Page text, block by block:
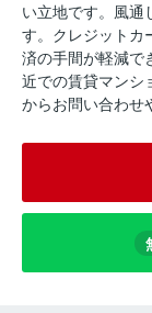
い立地です。風通
す。クレジットカ
済の手間が軽減で
近での賃貸マンシ
からお問い合わせ